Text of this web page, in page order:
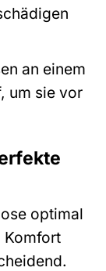
an einem
um sie vor
optimal
Komfort